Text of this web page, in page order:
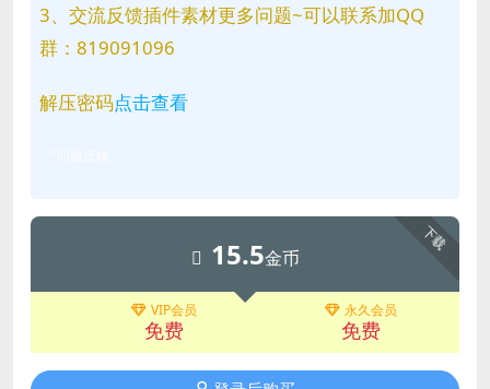
3、交流反馈插件素材更多问题~可以联系加QQ
群：819091096
解压密码点击查看
下载
15.5金币
VIP会员
免费
永久会员
免费